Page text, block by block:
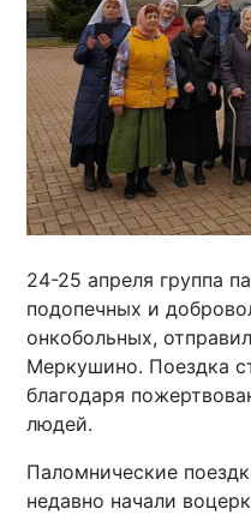
24-25 апреля группа
подопечных и
онкобольных,
Меркушино. Поездка
благодаря
людей.
Паломнические
недавно начали